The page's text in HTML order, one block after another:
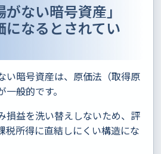
がない暗号資産」
になるとされてい
い暗号資産は、原価法（取得原
般的です。
損益を洗い替えしないため、評
税所得に直結しにくい構造にな